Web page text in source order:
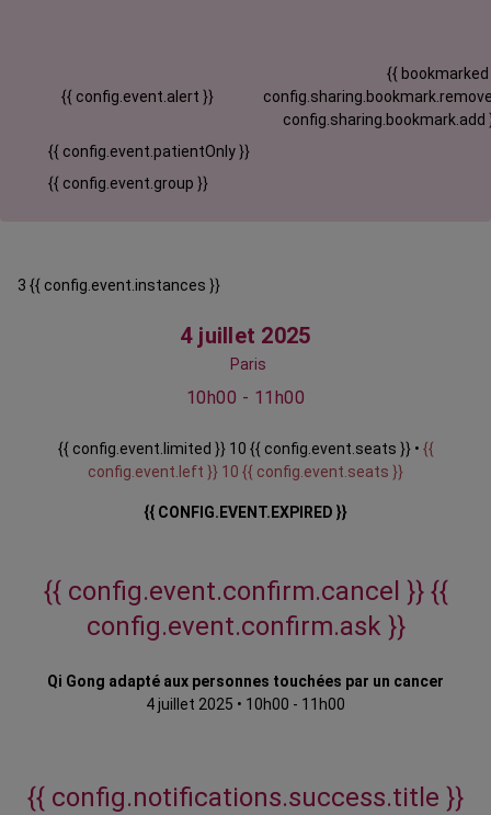
{{ config.event.alert }}
{{ bookmarked
config.sharing.bookmark.add
{{ config.event.patientOnly }}
{{ config.event.group }}
3 {{ config.event.instances }}
4 juillet 2025
Paris
10h00 - 11h00
{{ config.event.limited }} 10 {{ config.event.seats }} • {{
config.event.left }} 10 {{ config.event.seats }}
{{ CONFIG.EVENT.EXPIRED }}
{{ config.event.confirm.cancel }} {{
config.event.confirm.ask }}
Qi Gong adapté aux personnes touchées par un cancer
4 juillet 2025 • 10h00 - 11h00
{{ config.notifications.success.title }}